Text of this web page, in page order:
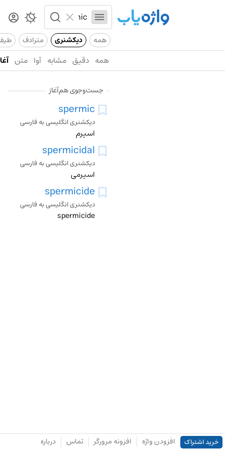
همه دیکشنری مترادف
همه دقیق مشابه آوا متن
جست‌وجوی هم‌آغاز
spermic
دیکشنری انگلیسی به فارسی
اسپرم
spermicidal
دیکشنری انگلیسی به فارسی
اسپرمی
spermicide
دیکشنری انگلیسی به فارسی
spermicide
خرید اشتراک افزودن واژه افزونه مرورگر تماس درباره